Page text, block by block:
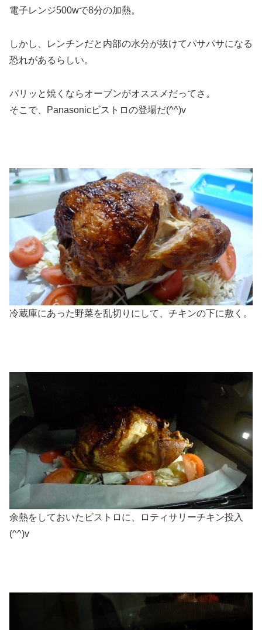
電子レンジ500wで8分の加熱。
しかし、レンチンだと内部の水分が抜けてパサパサになる
恐れがあるらしい。
パリッと焼くならオーブンがオススメだってさ。
そこで、Panasonicビストロの登場だ(^^)v
冷蔵庫にあった野菜を乱切りにして、チキンの下に敷く。
余熱をしておいたビストロに、ロティサリーチキン投入
(^^)v